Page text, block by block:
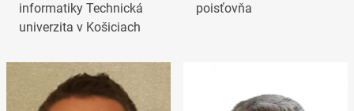
informatiky Technická
univerzita v Košiciach
poisťovňa